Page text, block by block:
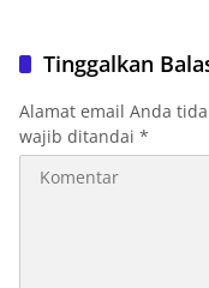
Tinggalkan
Alamat email Anda
wajib ditandai *